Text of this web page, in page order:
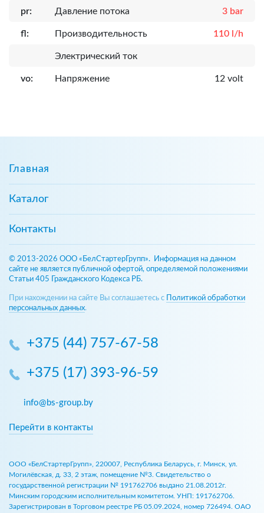
pr: Давление потока 3 bar
fl: Производительность 110 l/h
Электрический ток
vo: Напряжение 12 volt
Главная
Каталог
Контакты
© 2013-2026 ООО «БелСтартерГрупп». Информация на данном
сайте не является публичной офертой, определяемой положениями
Статьи 405 Гражданского Кодекса РБ.
При нахождении на сайте Вы соглашаетесь с
Политикой обработки
персональных данных.
+375 (44) 757-67-58
+375 (17) 393-96-59
info@bs-group.by
Перейти в контакты
ООО «БелСтартерГрупп», 220007, Республика Беларусь, г. Минск, ул.
Могилёвская, д. 33, 2 этаж, помещение №3. Свидетельство о
государственной регистрации № 191762706 выдано 21.08.2012г.
Минским городским исполнительным комитетом. УНП: 191762706.
Зарегистрирован в Торговом реестре РБ 05.09.2024, номер 726494. ОАО